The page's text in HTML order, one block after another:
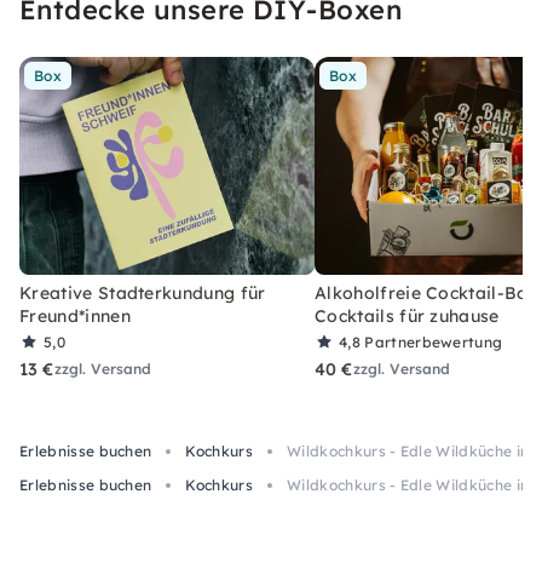
Entdecke unsere DIY-Boxen
Box
Kreative Stadterkundung für
Freund*innen
5,0
13 €zzgl. Versand
Box
Alkoholfreie Cocktail-Box
Cocktails für zuhause
4,8 Partnerbewertung
40 €zzgl. Versand
Erlebnisse buchen Kochkurs
Wildkochkurs - Edle Wildküche in
Erlebnisse buchen
Kochkurs Wildkochkurs - Edle Wildküche in